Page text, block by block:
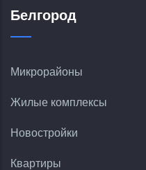
Белгород
Микрорайоны
Жилые комплексы
Новостройки
Квартиры